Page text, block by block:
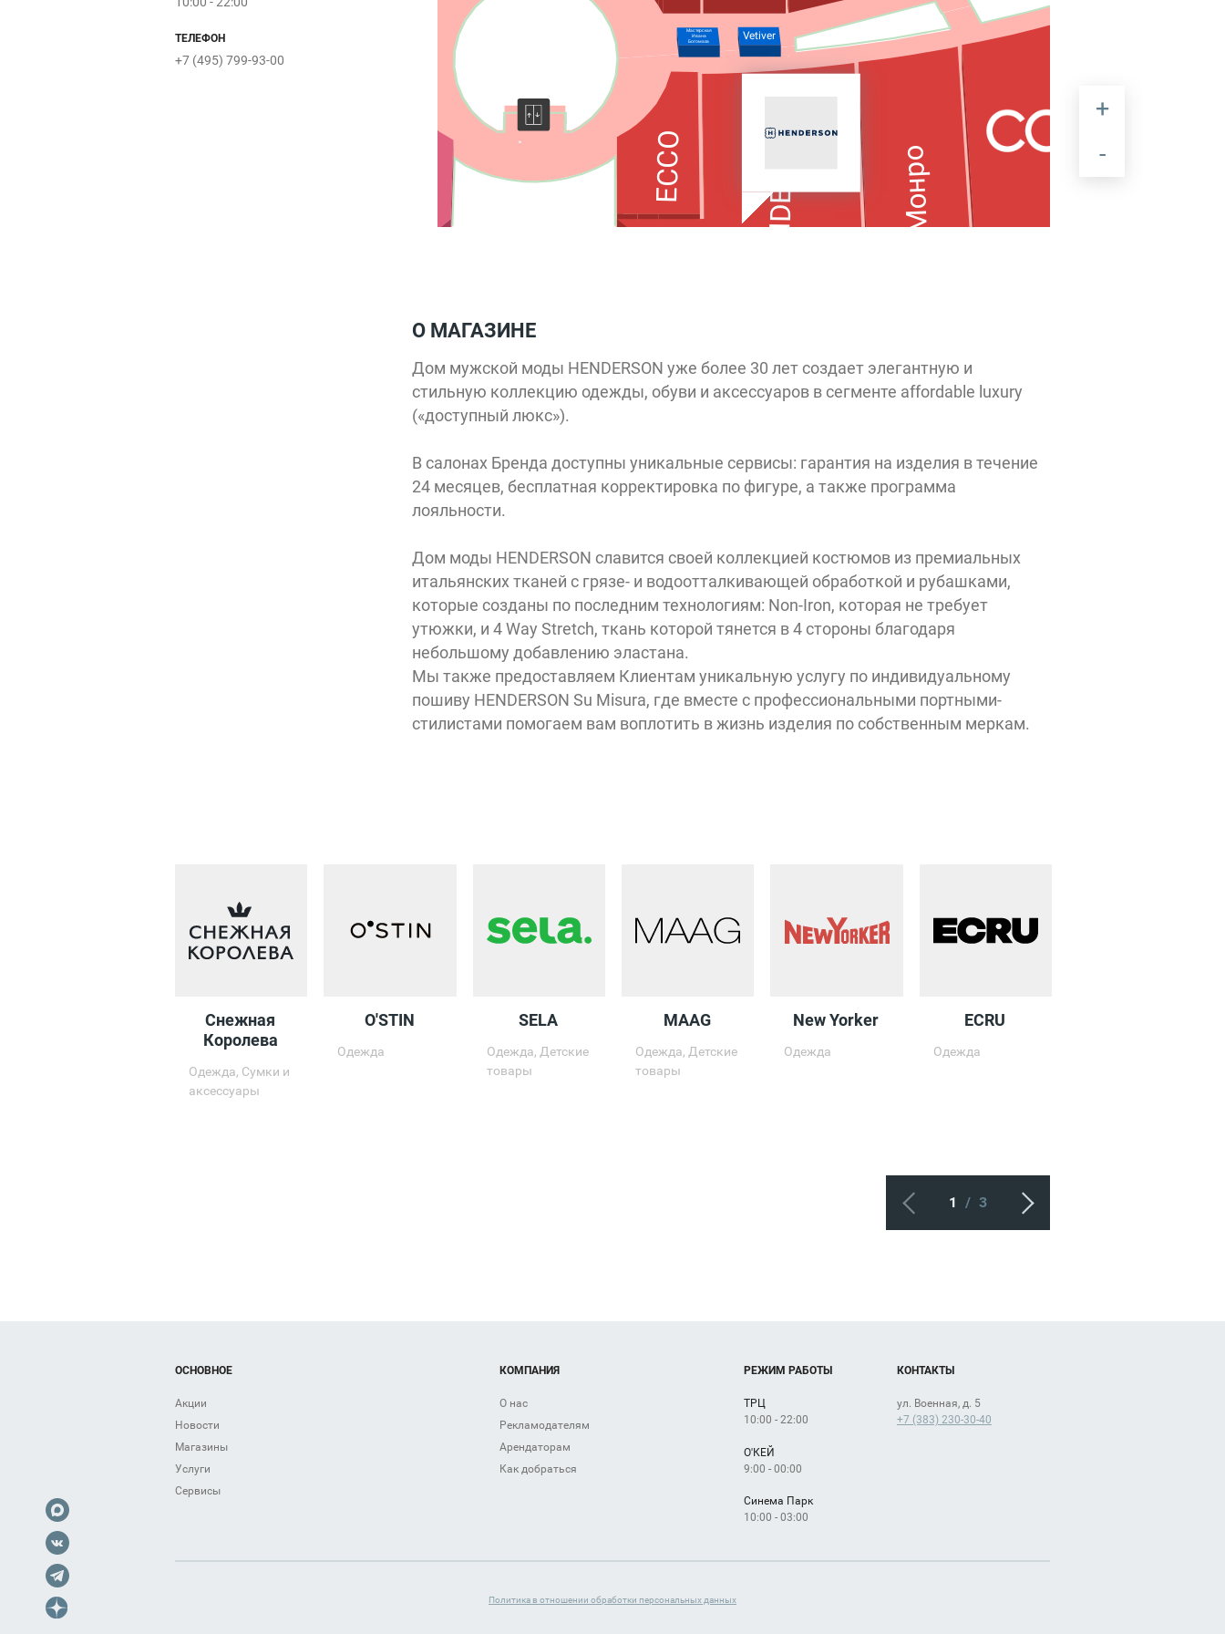
ТЕЛЕФОН
+7 (495) 799-93-00
Монро
ECCO HENDERSON
Vetiver
Мастерская
Ивана
Богомаза
О МАГАЗИНЕ
Дом мужской моды HENDERSON уже более 30 лет создает элегантную и
стильную коллекцию одежды, обуви и аксессуаров в сегменте affordable luxury
(«доступный люкс»).
В салонах Бренда доступны уникальные сервисы: гарантия на изделия в течение
24 месяцев, бесплатная корректировка по фигуре, а также программа
лояльности.
Дом моды HENDERSON славится своей коллекцией костюмов из премиальных
итальянских тканей с грязе- и водоотталкивающей обработкой и рубашками,
которые созданы по последним технологиям: Non-Iron, которая не требует
утюжки, и 4 Way Stretch, ткань которой тянется в 4 стороны благодаря
небольшому добавлению эластана.
Мы также предоставляем Клиентам уникальную услугу по индивидуальному
пошиву HENDERSON Su Misura, где вместе с профессиональными портными-
стилистами помогаем вам воплотить в жизнь изделия по собственным меркам.
Снежная
Королева
Одежда, Сумки и
аксессуары
O'STIN
Одежда
SELA
Одежда, Детские
товары
MAAG
Одежда, Детские
товары
New Yorker
Одежда
ECRU
Одежда
1 / 3
ОСНОВНОЕ
Акции
Новости
Магазины
Услуги
Сервисы
КОМПАНИЯ
О нас
Рекламодателям
Арендаторам
Как добраться
РЕЖИМ РАБОТЫ
ТРЦ
10:00 - 22:00
О'КЕЙ
9:00 - 00:00
Синема Парк
10:00 - 03:00
КОНТАКТЫ
ул. Военная, д. 5
+7 (383) 230-30-40
Политика в отношении обработки персональных данных